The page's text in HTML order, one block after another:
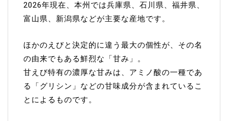
2026年現在、本州では兵庫県、石川県、福井県、
富山県、新潟県などが主要な産地です。
ほかのえびと決定的に違う最大の個性が、その名
の由来でもある鮮烈な「甘み」。
甘えび特有の濃厚な甘みは、アミノ酸の一種であ
る「グリシン」などの甘味成分が含まれているこ
とによるものです。